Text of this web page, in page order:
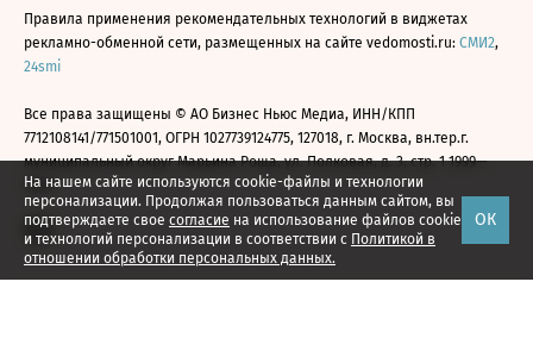
На нашем сайте используются cookie-файлы и технологии
персонализации. Продолжая пользоваться данным сайтом, вы
подтверждаете свое согласие на использование файлов cookie
и технологий персонализации в соответствии с Политикой в
отношении обработки персональных данных.
ОК
Правила применения рекомендательных технологий в виджетах
рекламно-обменной сети, размещенных на сайте vedomosti.ru: СМИ2,
24smi
Все права защищены © АО Бизнес Ньюс Медиа, ИНН/КПП
7712108141/771501001, ОГРН 1027739124775, 127018, г. Москва, вн.тер.г.
муниципальный округ Марьина Роща, ул. Полковая, д. 3, стр. 1 1999—
2026